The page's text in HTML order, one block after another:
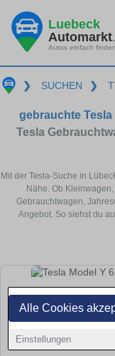
Alle Cookies
Einstellungen
Luebeck
Automarkt
Autos einfach finden
❯ SUCHEN ❯
gebrauchte
Tesla
Mit der Tesla-Suche in
Nähe. Ob
Gebrauchtwagen,
Angebot. So siehst du